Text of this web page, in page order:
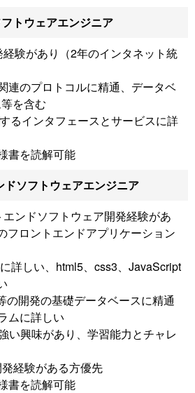
トウェアエンジニア
験があり（2年のインタネット統
連のプロトコルに精通、データベ
を含む
るインタフェースとサービスに詳
書を読解可能
ドソフトウェアエンジニア
ンドソフトウェア開発経験があ
フロントエンドアプリケーション
詳しい、html5、css3、JavaScript
の開発の基礎データベースに精通
ムに詳しい
い興味があり、学習能力とチャレ
経験がある方優先
書を読解可能